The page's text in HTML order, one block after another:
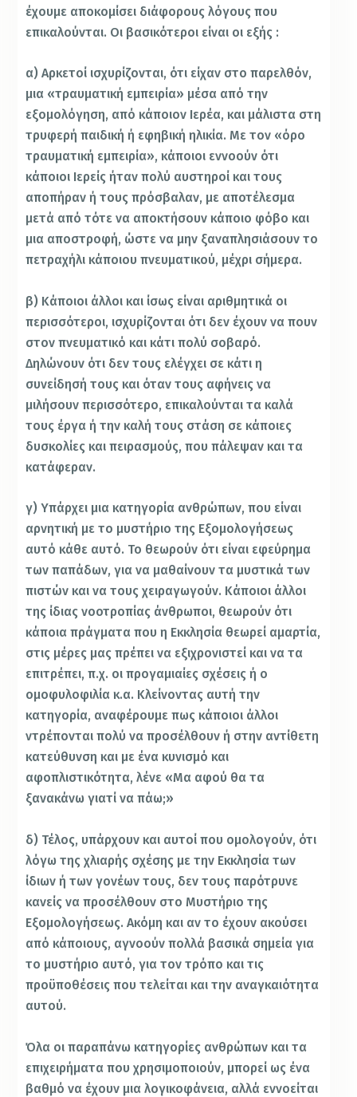
έχουμε αποκομίσει διάφορους λόγους που
επικαλούνται. Οι βασικότεροι είναι οι εξής :
α) Αρκετοί ισχυρίζονται, ότι είχαν στο παρελθόν,
μια «τραυματική εμπειρία» μέσα από την
εξομολόγηση, από κάποιον Ιερέα, και μάλιστα στη
τρυφερή παιδική ή εφηβική ηλικία. Με τον «όρο
τραυματική εμπειρία», κάποιοι εννοούν ότι
κάποιοι Ιερείς ήταν πολύ αυστηροί και τους
αποπήραν ή τους πρόσβαλαν, με αποτέλεσμα
μετά από τότε να αποκτήσουν κάποιο φόβο και
μια αποστροφή, ώστε να μην ξαναπλησιάσουν το
πετραχήλι κάποιου πνευματικού, μέχρι σήμερα.
β) Κάποιοι άλλοι και ίσως είναι αριθμητικά οι
περισσότεροι, ισχυρίζονται ότι δεν έχουν να πουν
στον πνευματικό και κάτι πολύ σοβαρό.
Δηλώνουν ότι δεν τους ελέγχει σε κάτι η
συνείδησή τους και όταν τους αφήνεις να
μιλήσουν περισσότερο, επικαλούνται τα καλά
τους έργα ή την καλή τους στάση σε κάποιες
δυσκολίες και πειρασμούς, που πάλεψαν και τα
κατάφεραν.
γ) Υπάρχει μια κατηγορία ανθρώπων, που είναι
αρνητική με το μυστήριο της Εξομολογήσεως
αυτό κάθε αυτό. Το θεωρούν ότι είναι εφεύρημα
των παπάδων, για να μαθαίνουν τα μυστικά των
πιστών και να τους χειραγωγούν. Κάποιοι άλλοι
της ίδιας νοοτροπίας άνθρωποι, θεωρούν ότι
κάποια πράγματα που η Εκκλησία θεωρεί αμαρτία,
στις μέρες μας πρέπει να εξιχρονιστεί και να τα
επιτρέπει, π.χ. οι προγαμιαίες σχέσεις ή ο
ομοφυλοφιλία κ.α. Κλείνοντας αυτή την
κατηγορία, αναφέρουμε πως κάποιοι άλλοι
ντρέπονται πολύ να προσέλθουν ή στην αντίθετη
κατεύθυνση και με ένα κυνισμό και
αφοπλιστικότητα, λένε «Μα αφού θα τα
ξανακάνω γιατί να πάω;»
δ) Τέλος, υπάρχουν και αυτοί που ομολογούν, ότι
λόγω της χλιαρής σχέσης με την Εκκλησία των
ίδιων ή των γονέων τους, δεν τους παρότρυνε
κανείς να προσέλθουν στο Μυστήριο της
Εξομολογήσεως. Ακόμη και αν το έχουν ακούσει
από κάποιους, αγνοούν πολλά βασικά σημεία για
το μυστήριο αυτό, για τον τρόπο και τις
προϋποθέσεις που τελείται και την αναγκαιότητα
αυτού.
Όλα οι παραπάνω κατηγορίες ανθρώπων και τα
επιχειρήματα που χρησιμοποιούν, μπορεί ως ένα
βαθμό να έχουν μια λογικοφάνεια, αλλά εννοείται